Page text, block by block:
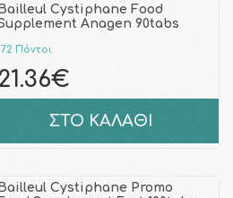
Cystiphane Food
Anagen 90tabs
Πόντοι
21.36€
ΣΤΟ ΚΑΛΑΘΙ
Cystiphane Promo